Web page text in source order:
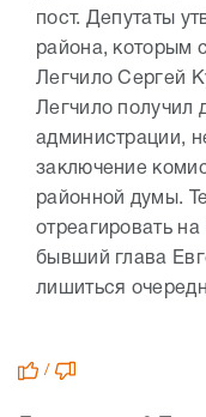
пост. Депутаты
района, которым
Легчило Сергей
Легчило получил
администрации,
заключение
районной думы.
отреагировать
бывший глава
лишиться
/